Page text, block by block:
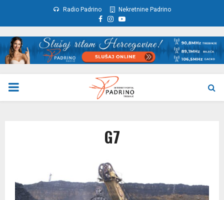
Radio Padrino Nekretnine Padrino
Facebook
Instagram
Youtube
PRIMARY
G7